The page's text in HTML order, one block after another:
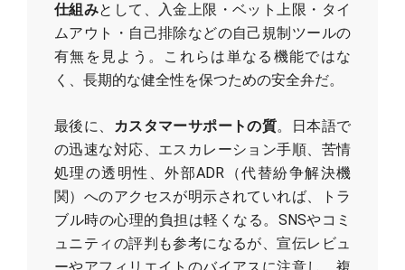
仕組みとして、入金上限・ベット上限・タイ
ムアウト・自己排除などの自己規制ツールの
有無を見よう。これらは単なる機能ではな
く、長期的な健全性を保つための安全弁だ。
最後に、 カスタマーサポートの質。日本語で
の迅速な対応、エスカレーション手順、苦情
処理の透明性、外部ADR（代替紛争解決機
関）へのアクセスが明示されていれば、トラ
ブル時の心理的負担は軽くなる。SNSやコミ
ュニティの評判も参考になるが、宣伝レビュ